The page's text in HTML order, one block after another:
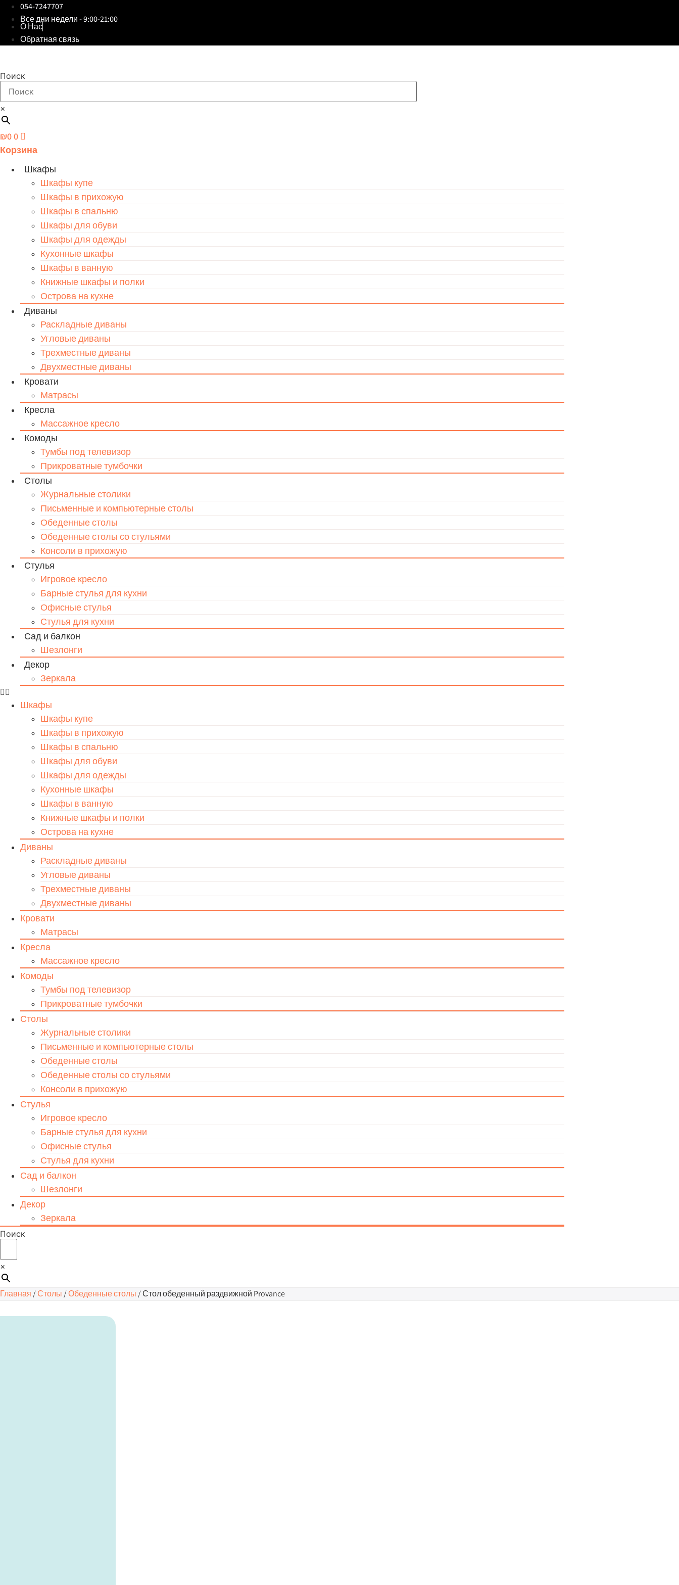
054-7247707
Все дни недели - 9:00-21:00
О Нас
Обратная связь
Поиск
×
₪00
Корзина
Шкафы
Шкафы купе
Шкафы в прихожую
Шкафы в спальню
Шкафы для обуви
Шкафы для одежды
Кухонные шкафы
Шкафы в ванную
Книжные шкафы и полки
Острова на кухне
Диваны
Раскладные диваны
Угловые диваны
Трехместные диваны
Двухместные диваны
Кровати
Матрасы
Кресла
Массажное кресло
Комоды
Тумбы под телевизор
Прикроватные тумбочки
Столы
Журнальные столики
Письменные и компьютерные столы
Обеденные столы
Обеденные столы со стульями
Консоли в прихожую
Стулья
Игровое кресло
Барные стулья для кухни
Офисные стулья
Стулья для кухни
Сад и балкон
Шезлонги
Декор
Зеркала
Шкафы
Шкафы купе
Шкафы в прихожую
Шкафы в спальню
Шкафы для обуви
Шкафы для одежды
Кухонные шкафы
Шкафы в ванную
Книжные шкафы и полки
Острова на кухне
Диваны
Раскладные диваны
Угловые диваны
Трехместные диваны
Двухместные диваны
Кровати
Матрасы
Кресла
Массажное кресло
Комоды
Тумбы под телевизор
Прикроватные тумбочки
Столы
Журнальные столики
Письменные и компьютерные столы
Обеденные столы
Обеденные столы со стульями
Консоли в прихожую
Стулья
Игровое кресло
Барные стулья для кухни
Офисные стулья
Стулья для кухни
Сад и балкон
Шезлонги
Декор
Зеркала
Поиск
×
Главная /Столы /Обеденные столы / Стол обеденный раздвижной Provance